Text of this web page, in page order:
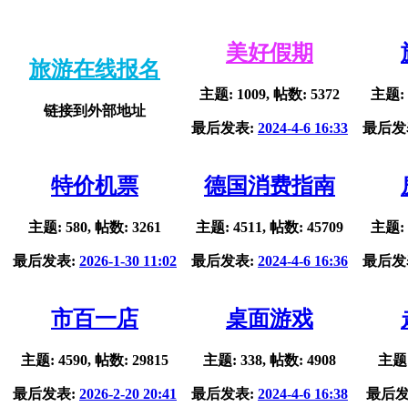
旅游在线报名
链接到外部地址
美好假期
主题: 1009, 帖数: 5372
最后发表: 2024-4-6 16:33
主题:
最后
特价机票
主题: 580, 帖数: 3261
最后发表: 2026-1-30 11:02
德国消费指南
主题: 4511, 帖数: 45709
最后发表: 2024-4-6 16:36
主题:
最后
市百一店
主题: 4590, 帖数: 29815
最后发表: 2026-2-20 20:41
桌面游戏
主题: 338, 帖数: 4908
最后发表: 2024-4-6 16:38
主
最后